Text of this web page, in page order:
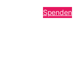
Spenden